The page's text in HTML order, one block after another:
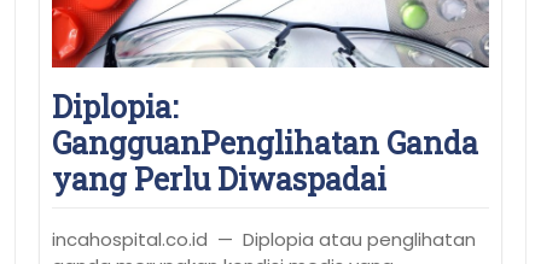
Diplopia:
GangguanPenglihatan Ganda
yang Perlu Diwaspadai
incahospital.co.id — Diplopia atau penglihatan